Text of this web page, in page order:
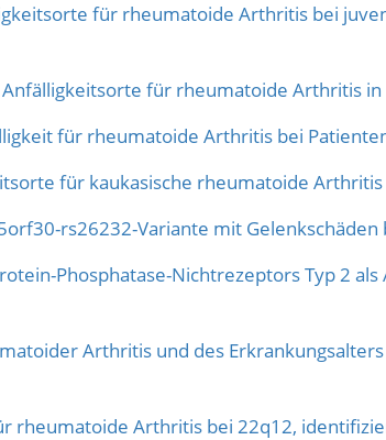
für rheumatoide Arthritis bei
für rheumatoide Arthritis
für rheumatoide Arthritis bei
für kaukasische rheumatoide
rs26232-Variante mit
Phosphatase-Nichtrezeptors Typ 2
Arthritis und des
rheumatoide Arthritis bei 22q12,